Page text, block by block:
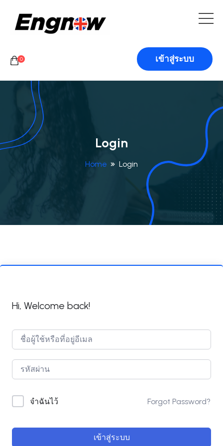
0 เข้าสู่ระบบ
Login
Home Login
Hi, Welcome back!
จำฉันไว้ Forgot Password?
เข้าสู่ระบบ